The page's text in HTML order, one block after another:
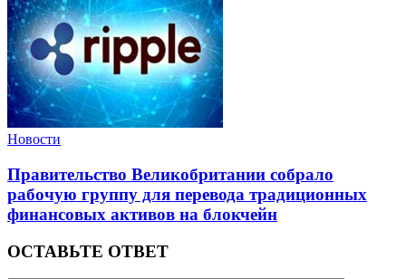
Новости
Правительство Великобритании собрало
рабочую группу для перевода традиционных
финансовых активов на блокчейн
ОСТАВЬТЕ ОТВЕТ